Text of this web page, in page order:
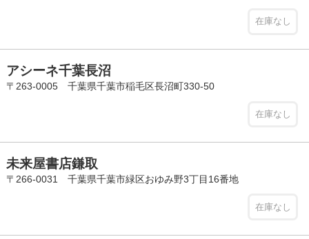
在庫なし
アシーネ千葉長沼
〒263-0005 千葉県千葉市稲毛区長沼町330-50
在庫なし
未来屋書店鎌取
〒266-0031 千葉県千葉市緑区おゆみ野3丁目16番地
在庫なし